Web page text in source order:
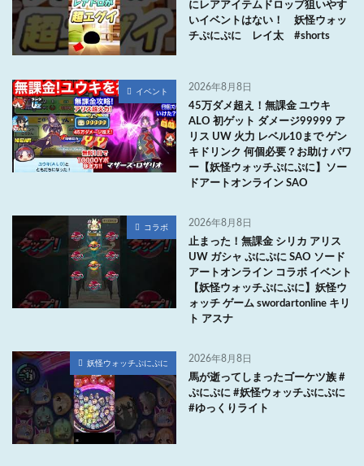
にレアアイテムドロップ狙いやす
いイベントはない！ 妖怪ウォッ
チぷにぷに レイ太 #shorts
イベント 2026年8月8日
45万ダメ超え！無課金 ユウキ
ALO 初ゲット ダメージ99999 ア
リス UW 火力 レベル10まで ゲン
キドリンク 何個必要？お助け パワ
ー【妖怪ウォッチぷにぷに】ソー
ドアートオンライン SAO
コラボ 2026年8月8日
止まった！無課金 シリカ アリス
UW ガシャ ぷにぷに SAO ソード
アートオンライン コラボ イベント
【妖怪ウォッチぷにぷに】妖怪ウ
ォッチ ゲーム swordartonline キリ
ト アスナ
妖怪ウォッチぷにぷに 2026年8月8日
馬が逝ってしまったゴーケツ族 #
ぷにぷに #妖怪ウォッチぷにぷに
#ゆっくりライト